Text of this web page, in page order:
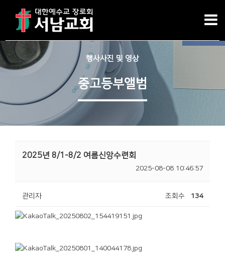
행사사진 및 영상
중고등부앨범
2025년 8/1-8/2 여름신앙수련회
2025-08-08 10:46:57
관리자 조회수 134